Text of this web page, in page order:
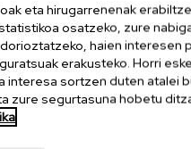
eta hirugarrenenak
osatzeko, zure
haien
erakusteko. Horri
interesa sortzen duten atalei
zure segurtasuna hobetu